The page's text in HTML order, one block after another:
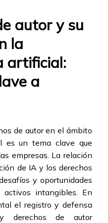
autor y su
la
artificial:
a
de autor en el ámbito
es un tema clave que
empresas. La relación
de IA y los derechos
y oportunidades
intangibles. En
el registro y defensa
derechos de autor